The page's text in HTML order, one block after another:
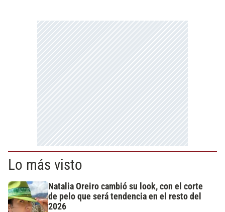
Lo más visto
Natalia Oreiro cambió su look, con el corte
de pelo que será tendencia en el resto del
2026